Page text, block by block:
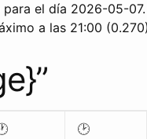
el día 2026-05-
a las 21:00
🕑